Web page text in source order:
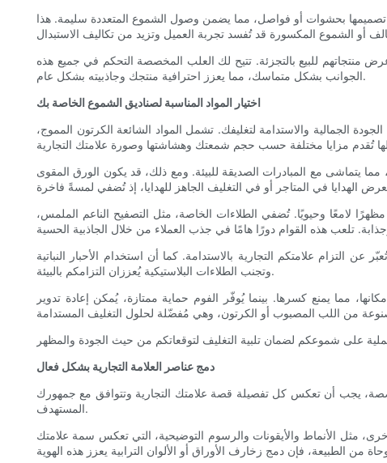
تصميمها بحشوات أو فواصل، مما يضمن وصول الشموع المتعددة سليمة. هذا
منتجاتهم للبيع بالتجزئة. تتيح لك العلب المخصصة التحكم في جميع هذه
الجوانب بشكل متماسك، مما يعزز احترافية منتجك وجاذبيته بشكل عام.
اختيار المواد المناسبة لصناديق الشموع الخاصة بك
الجمالية والاستدامة لتغليفك. تشمل المواد الشائعة الكرتون المموج،
يتماشى مع المبادرات الصديقة للبيئة. ومع ذلك، قد يكون الورق المقوى
لامعًا وحيويًا. تُضفي الطلاءات الخاصة، مثل التصفيح الناعم الملمس،
التزام علامتكم التجارية بالاستدامة. كما أن استخدام الأحبار النباتية
وتجنب الطلاءات البلاستيكية يُعززان التزامكم بالبيئة.
مما يمنع كسرها. بينما يُوفّر الفوم حماية ممتازة، يُمكن إعادة تدوير
دمج عناصر العلامة التجارية بشكل فعال
يجب أن تعكس كل تفصيلة قصة علامتك التجارية وتتوافق مع جمهورك
المستهدف.
مثل الأنماط والأيقونات والرسوم التوضيحية، التي تعكس سمة علامتك